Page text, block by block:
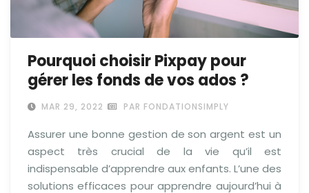
Pourquoi choisir Pixpay pour
gérer les fonds de vos ados ?
MAR 29, 2022 PAR FONDATIONSIMPLY
Assurer une bonne gestion de son argent est un
aspect très crucial de la vie qu’il est
indispensable d’apprendre aux enfants. L’une des
solutions efficaces pour apprendre aujourd’hui à